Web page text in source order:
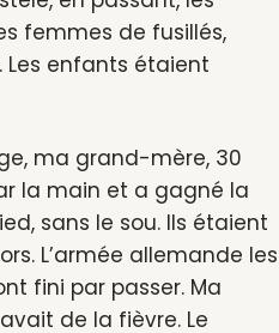
femmes de fusillés,
enfants étaient
ma grand-mère, 30
la main et a gagné la
sans le sou. Ils étaient
L’armée allemande les
fini par passer. Ma
de la fièvre. Le